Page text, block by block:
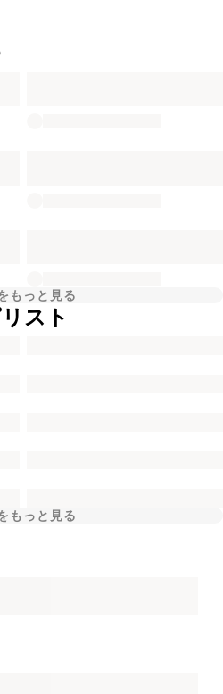
もっと見る
スト
もっと見る